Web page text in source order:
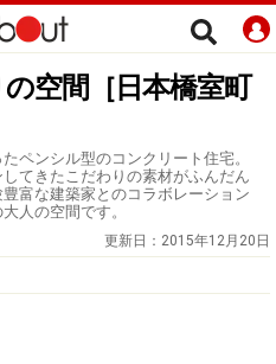
空間［日本橋室町
ペンシル型のコンクリート住宅。
てきたこだわりの素材がふんだん
富な建築家とのコラボレーション
人の空間です。
更新日： 2015年12月20日